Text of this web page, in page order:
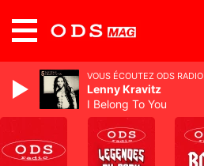
VOUS ÉCOUTEZ ODS RADIO
Lenny Kravitz
I Belong To You